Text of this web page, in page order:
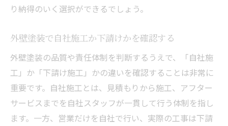
り納得のいく選択ができるでしょう。
外壁塗装で自社施工か下請けかを確認する
外壁塗装の品質や責任体制を判断するうえで、「自社施
工」か「下請け施工」かの違いを確認することは非常に
重要です。自社施工とは、見積もりから施工、アフター
サービスまでを自社スタッフが一貫して行う体制を指し
ます。一方、営業だけを自社で行い、実際の工事は下請